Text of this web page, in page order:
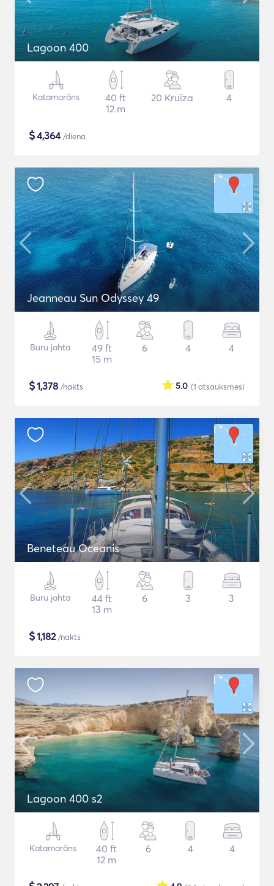
Lagoon 400
Katamarāns
40 ft
12 m
20 Kruīza 4
$4,364/diena
Jeanneau Sun Odyssey 49
Buru jahta
49 ft
15 m
6 4 4
$1,378 /nakts (1 atsauksmes)
5.0
Beneteau Oceanis
Buru jahta
44 ft
13 m
6 3 3
$1,182/nakts
Lagoon 400 s2
Katamarāns
40 ft
12 m
6 4 4